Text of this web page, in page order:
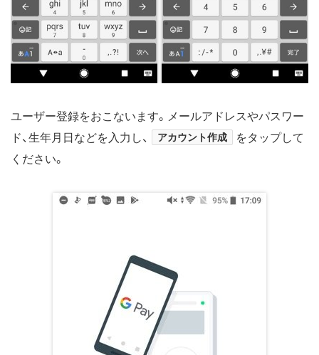
ユーザー登録をおこないます。メールアドレスやパスワー
ド、生年月日などを入力し、
アカウント作成
をタップして
ください。